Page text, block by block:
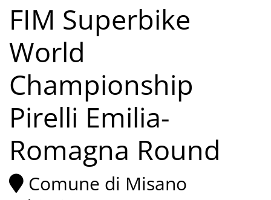
FIM Superbike
World
Championship
Pirelli Emilia-
Romagna Round
Comune di Misano